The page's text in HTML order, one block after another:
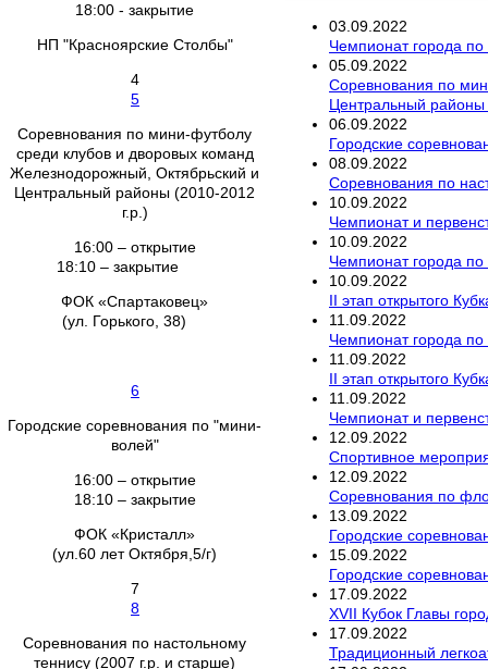
18:00 - закрытие
НП "Красноярские Столбы"
4
5
Соревнования по мини-футболу
среди клубов и дворовых команд
Железнодорожный, Октябрьский и
Центральный районы (2010-2012
г.р.)
16:00 – открытие
18:10 – закрытие
ФОК «Спартаковец»
(ул. Горького, 38)
6
Городские соревнования по "мини-
волей"
16:00 – открытие
18:10 – закрытие
ФОК «Кристалл»
(ул.60 лет Октября,5/г)
7
8
Соревнования по настольному
теннису (2007 г.р. и старше)
03 09 2022
Чемпионат города
05 09 2022
Соревнования по
Центральный районы
06 09 2022
Городские
08 09 2022
Соревнования по
10 09 2022
Чемпионат и
10 09 2022
Чемпионат города по
10 09 2022
II этап открытого
11 09 2022
Чемпионат города по
11 09 2022
II этап открытого
11 09 2022
Чемпионат и
12 09 2022
Спортивное
12 09 2022
Соревнования по
13 09 2022
Городские
15 09 2022
Городские
17 09 2022
XVII Кубок Главы
17 09 2022
Традиционный